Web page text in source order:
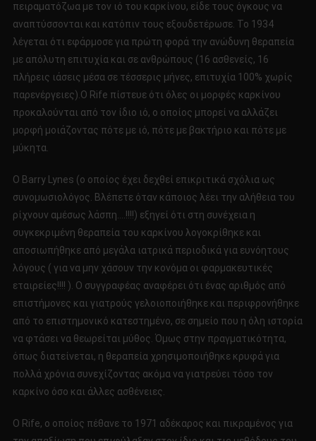
πειραματόζωα με τον ιό του καρκίνου, είδε τους όγκους να
αναπτύσσονται και κατόπιν τους εξουδετέρωσε. Το 1934
λέγεται ότι εφάρμοσε για πρώτη φορά την ανώδυνη θεραπεία
με απόλυτη επιτυχία και σε ανθρώπους (16 ασθενείς, 16
πλήρεις ιάσεις μέσα σε τέσσερις μήνες, επιτυχία 100% χωρίς
παρενέργειες).O Rife πίστευε ότι όλες οι μορφές καρκίνου
προκαλούνται από τον ίδιο ιό, ο οποίος μπορεί να αλλάζει
μορφή μοιάζοντας πότε με ιό, πότε με βακτήριο και πότε με
μύκητα.
Ο Barry Lynes (ο οποίος έχει δεχθεί επικριτικά σχόλια ως
συνομωσιολόγος. Βλέπετε όταν κάποιος λέει την αλήθεια του
ρίχνουν αμέσως λάσπη….!!!!) εξηγεί ότι στη συνέχεια η
συγκεκριμένη θεραπεία του καρκίνου λογοκρίθηκε και
αποσιωπήθηκε από μεγάλα ιατρικά περιοδικά για ευνόητους
λόγους ( για να μην χάσουν την κονόμα οι φαρμακευτικές
εταιρείες!!!! ). Ο συγγραφέας αναφέρει ότι ένας αριθμός από
επιστήμονες και γιατρούς γελοιοποιήθηκε και περιφρονήθηκε
από το επιστημονικό κατεστημένο, σε σημείο που η όλη ιστορία
να φτάσει να θεωρείται μύθος. Όμως στην πραγματικότητα,
όπως διατείνεται, η θεραπεία χρησιμοποιήθηκε κρυφά για
πολλά χρόνια συνεχίζοντας ακόμα να γιατρεύει τόσο τον
καρκίνο όσο και άλλες ασθένειες.
Ο Rife, ο οποίος πέθανε το 1971 αδέκαρος και πικραμένος για